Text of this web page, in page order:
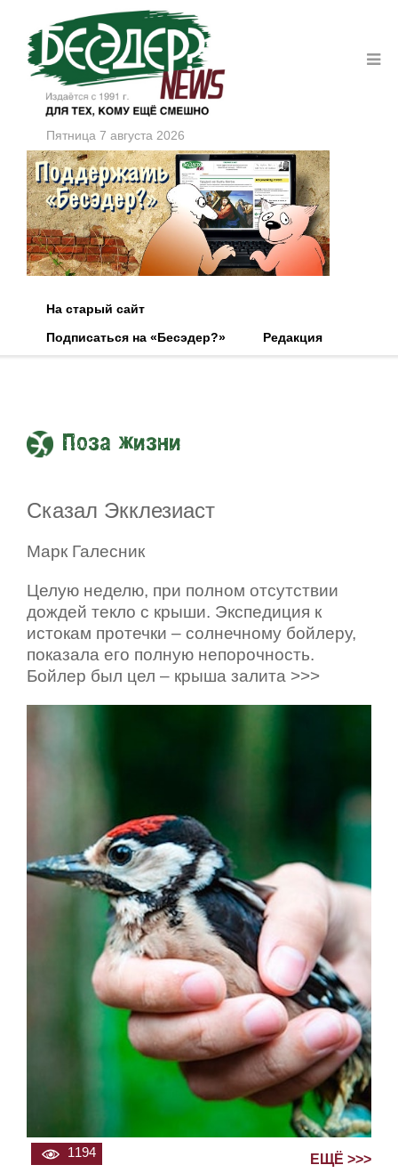
Пятница 7 августа 2026
На старый сайт
Подписаться на «Бесэдер?»
Редакция
Поза жизни
Сказал Экклезиаст
Марк Галесник
Целую неделю, при полном отсутствии
дождей текло с крыши. Экспедиция к
истокам протечки – солнечному бойлеру,
показала его полную непорочность.
Бойлер был цел – крыша залита >>>
1194 ЕЩЁ >>>